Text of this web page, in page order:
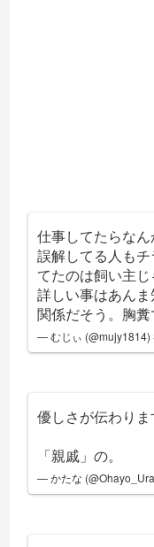
仕事してたらな
誤解してる人も
てたのは飼い主じ
詳しい事はあん
関係だそう。胸糞
— むじぃ (@mujy1814)
優しさが伝わりま
「親戚」の。
— かたな